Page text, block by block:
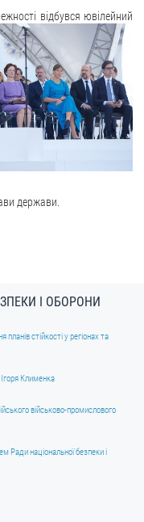
відбувся ювілейний
держави.
І ОБОРОНИ
стійкості у регіонах та
Клименка
військово-промислового
Ради національної безпеки і